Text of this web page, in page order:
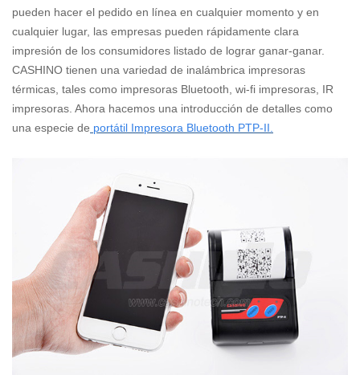
pueden hacer el pedido en línea en cualquier momento y en
cualquier lugar, las empresas pueden rápidamente clara
impresión de los consumidores listado de lograr ganar-ganar.
CASHINO tienen una variedad de inalámbrica impresoras
térmicas, tales como impresoras Bluetooth, wi-fi impresoras, IR
impresoras. Ahora hacemos una introducción de detalles como
una especie de portátil Impresora Bluetooth PTP-II.